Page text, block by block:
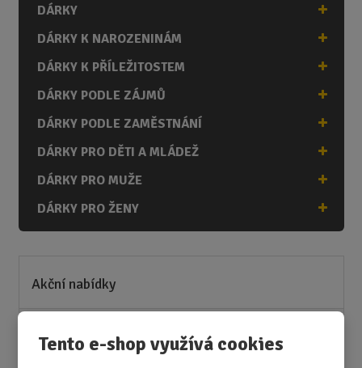
Tento e-shop využívá cookies
DÁRKY
DÁRKY K NAROZENINÁM
DÁRKY K PŘÍLEŽITOSTEM
DÁRKY PODLE ZÁJMŮ
DÁRKY PODLE ZAMĚSTNÁNÍ
DÁRKY PRO DĚTI A MLÁDEŽ
DÁRKY PRO MUŽE
DÁRKY PRO ŽENY
Akční nabídky
Nejprodávanější